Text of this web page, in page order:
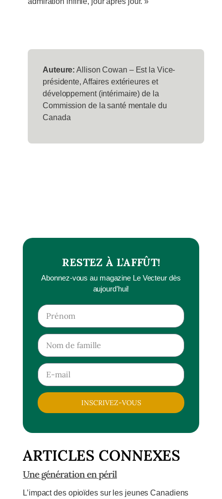
RESTEZ À L’AFFÛT!
Abonnez-vous au magazine Le Vecteur dès
aujourd’hui!
INSCRIVEZ-VOUS
ARTICLES CONNEXES
Une génération en péril
L’impact des opioïdes sur les jeunes Canadiens
Auteure: Allison Cowan – Est la Vice-
présidente, Affaires extérieures et
développement (intérimaire) de la
Commission de la santé mentale du
Canada